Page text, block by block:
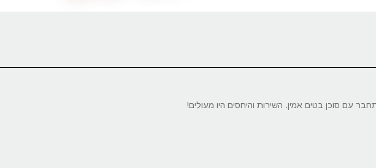
עם סוכן בטים אמין. השירות והיחסים היו מעולים!